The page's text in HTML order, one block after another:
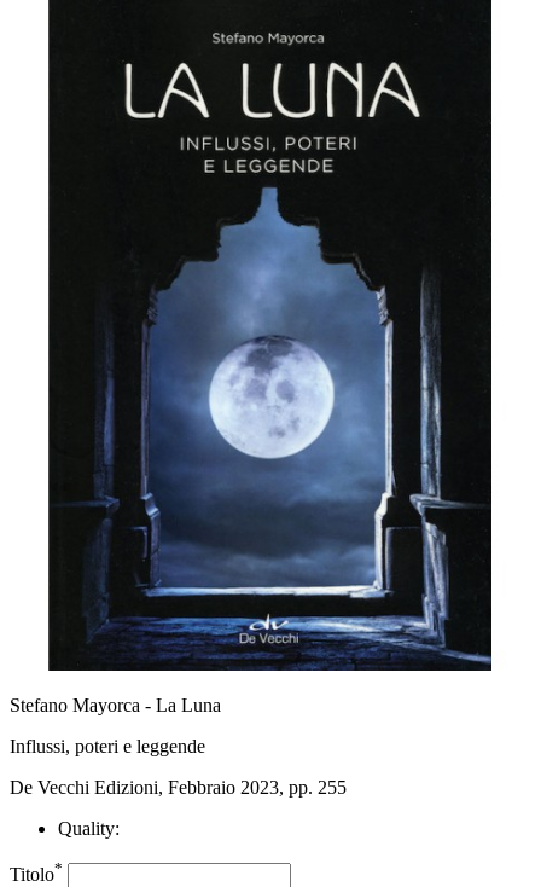
Stefano Mayorca - La Luna
Influssi, poteri e leggende
De Vecchi Edizioni, Febbraio 2023, pp. 255
Quality:
Titolo*